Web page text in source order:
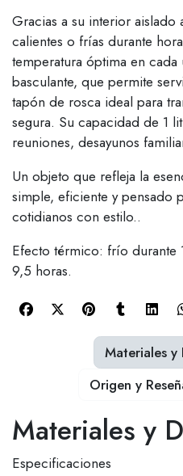
Gracias a su interior aislado
calientes o frías durante
temperatura óptima en
basculante, que permite
tapón de rosca ideal para
segura. Su capacidad de 1
reuniones, desayunos
Un objeto que refleja la
simple, eficiente y pensado
cotidianos con estilo..
Efecto térmico: frío durante
9,5 horas.
Materiales y
Especificaciones
Materiales y
Origen y